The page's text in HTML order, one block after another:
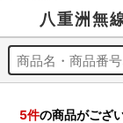
八重洲無
5件の商品がござ